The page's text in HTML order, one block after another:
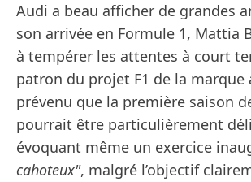
Audi a beau afficher de grandes
son arrivée en Formule 1, Mattia
à tempérer les attentes à court
patron du projet F1 de la marque
prévenu que la première saison
pourrait être particulièrement
évoquant même un exercice
cahoteux", malgré l’objectif